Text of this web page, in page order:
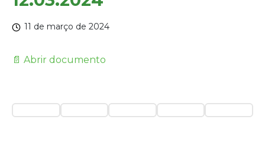
11 de março de 2024
📄 Abrir documento